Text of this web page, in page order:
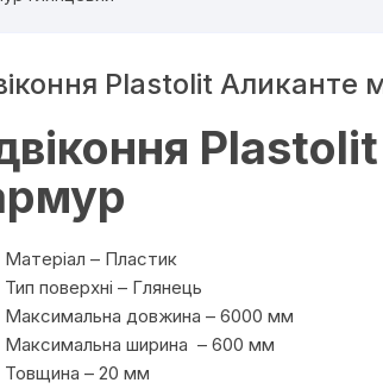
Plastolit Аликанте
Матеріал – Пластик
Тип поверхні – Глянець
Максимальна довжина – 6000 мм
Максимальна ширина – 600 мм
Товщина – 20 мм